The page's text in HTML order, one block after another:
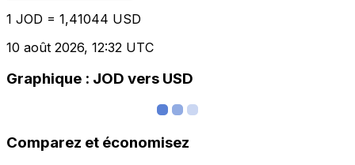
1 JOD = 1,41044 USD
10 août 2026, 12:32 UTC
Graphique : JOD vers USD
Comparez et économisez